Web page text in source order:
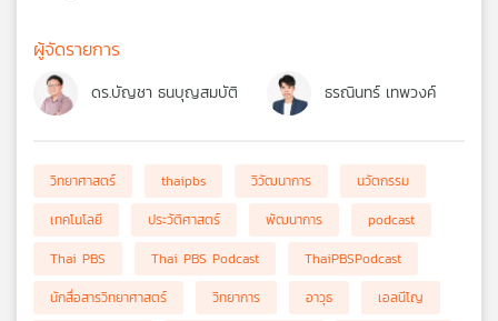
ผู้จัดรายการ
ดร.บัญชา ธนบุญสมบัติ ธรณินทร์ เทพวงค์
วิทยาศาสตร์ thaipbs วิวัฒนาการ
นวัตกรรม
เทคโนโลยี
ประวัติศาสตร์ พัฒนาการ
podcast
Thai PBS
Thai PBS Podcast
ThaiPBSPodcast
นักสื่อสารวิทยาศาสตร์
วิทยาการ อาวุธ
เอลนีโญ